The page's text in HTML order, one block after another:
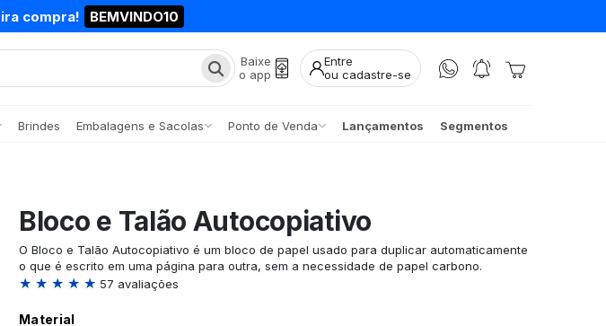
compra! BEMVINDO10
Baixe
o app
Entre
ou cadastre-se
Brindes Embalagens e Sacolas Ponto de Venda Lançamentos Segmentos
Bloco e Talão Autocopiativo
O Bloco e Talão Autocopiativo é um bloco de papel usado para duplicar automaticamente
o que é escrito em uma página para outra, sem a necessidade de papel carbono.
★ ★ ★ ★ ★ 57 avaliações
Material